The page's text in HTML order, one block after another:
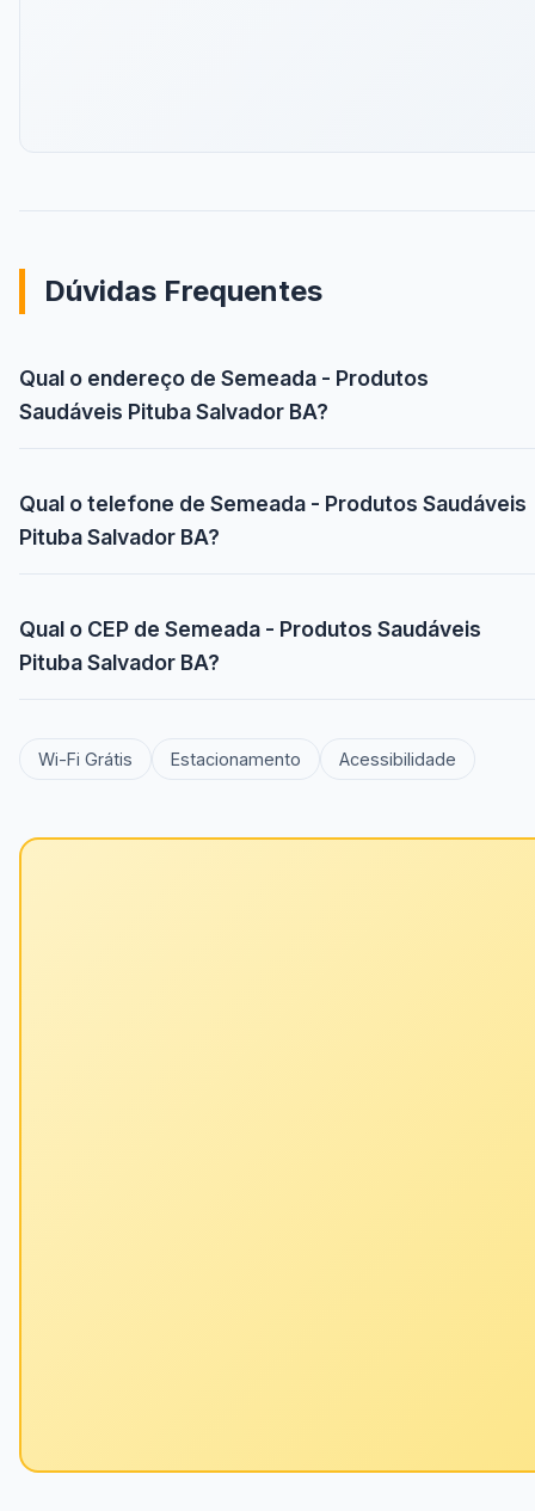
Dúvidas Frequentes
Qual o endereço de Semeada - Produtos
Saudáveis Pituba Salvador BA?
Qual o telefone de Semeada - Produtos Saudáveis
Pituba Salvador BA?
Qual o CEP de Semeada - Produtos Saudáveis
Pituba Salvador BA?
Wi-Fi Grátis Estacionamento Acessibilidade